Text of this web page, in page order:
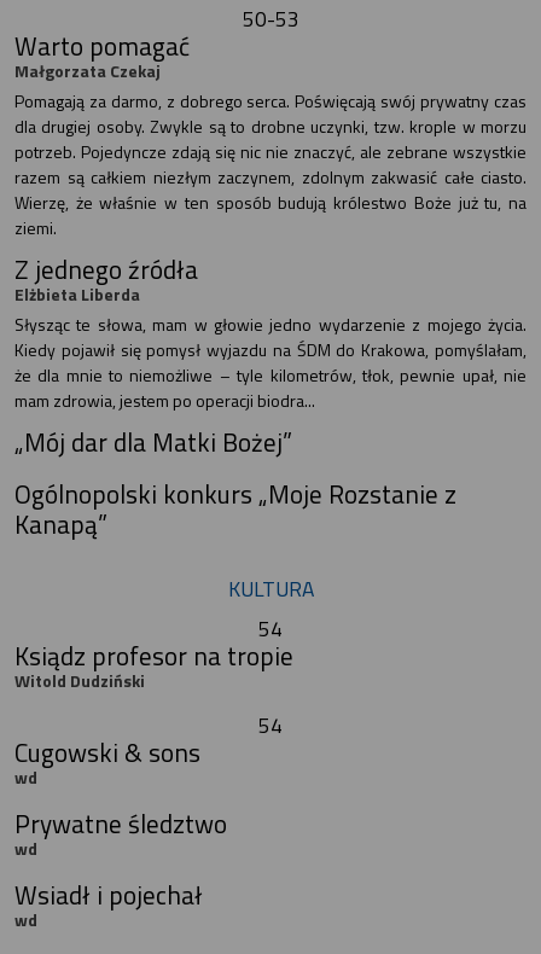
50-53
Warto pomagać
Małgorzata Czekaj
Pomagają za darmo, z dobrego serca. Poświęcają swój prywatny czas
dla drugiej osoby. Zwykle są to drobne uczynki, tzw. krople w morzu
potrzeb. Pojedyncze zdają się nic nie znaczyć, ale zebrane wszystkie
razem są całkiem niezłym zaczynem, zdolnym zakwasić całe ciasto.
Wierzę, że właśnie w ten sposób budują królestwo Boże już tu, na
ziemi.
Z jednego źródła
Elżbieta Liberda
Słysząc te słowa, mam w głowie jedno wydarzenie z mojego życia.
Kiedy pojawił się pomysł wyjazdu na ŚDM do Krakowa, pomyślałam,
że dla mnie to niemożliwe – tyle kilometrów, tłok, pewnie upał, nie
mam zdrowia, jestem po operacji biodra...
„Mój dar dla Matki Bożej”
Ogólnopolski konkurs „Moje Rozstanie z
Kanapą”
KULTURA
54
Ksiądz profesor na tropie
Witold Dudziński
54
Cugowski & sons
wd
Prywatne śledztwo
wd
Wsiadł i pojechał
wd